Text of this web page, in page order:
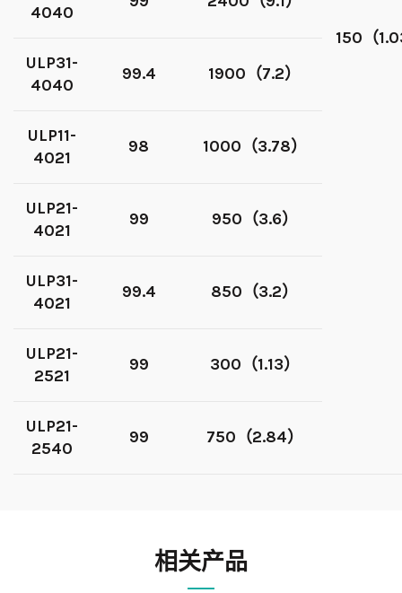
150（
4040
ULP31-
4040
99.4 1900（7.2）
ULP11-
4021
98 1000（3.78）
ULP21-
4021
99 950（3.6）
ULP31-
4021
99.4 850（3.2）
ULP21-
2521
99 300（1.13）
ULP21-
2540
99 750（2.84）
相关产品